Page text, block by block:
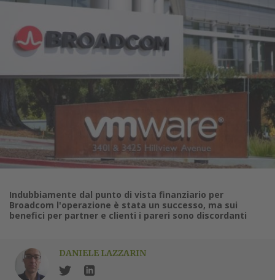
Indubbiamente dal punto di vista finanziario per
Broadcom l'operazione è stata un successo, ma sui
benefici per partner e clienti i pareri sono discordanti
DANIELE LAZZARIN